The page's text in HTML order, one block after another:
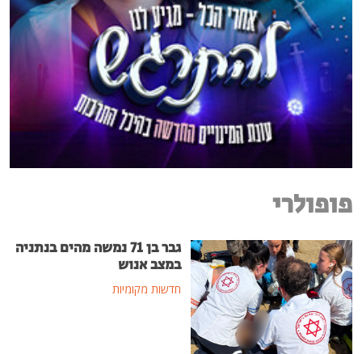
פופולרי
גבר בן 71 נמשה מהים בנתניה
במצב אנוש
חדשות מקומיות